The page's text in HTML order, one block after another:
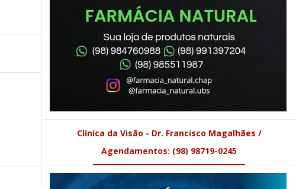
Clínica da Visão - Dr. Francisco Magalhães /
Agendamentos: (98) 98719-0245